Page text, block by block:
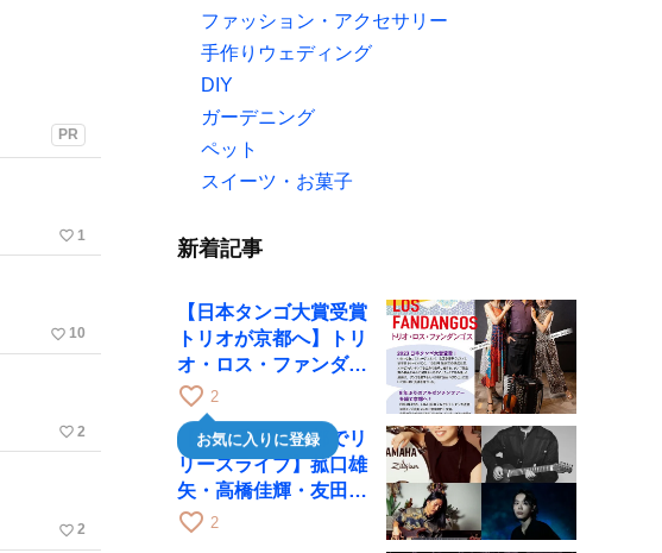
PR
favorite_border 1
favorite_border 10
favorite_border 2
favorite_border 2
ファッション・アクセサリー
手作りウェディング
DIY
ガーデニング
ペット
スイーツ・お菓子
新着記事
【日本タンゴ大賞受賞
トリオが京都へ】トリ
オ・ロス・ファンダン
ゴスが10月9日にRAG
で公演
favorite_border 2
お気に入りに登録
【川口千里、京都でリ
リースライブ】菰口雄
矢・高橋佳輝・友田ジ
ュンと9月28日にRAG
favorite_border 2